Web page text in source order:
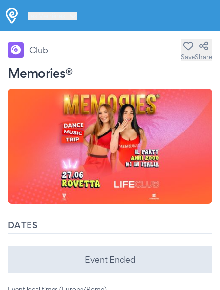
Memories®
Club
SaveShare
DATES
Event Ended